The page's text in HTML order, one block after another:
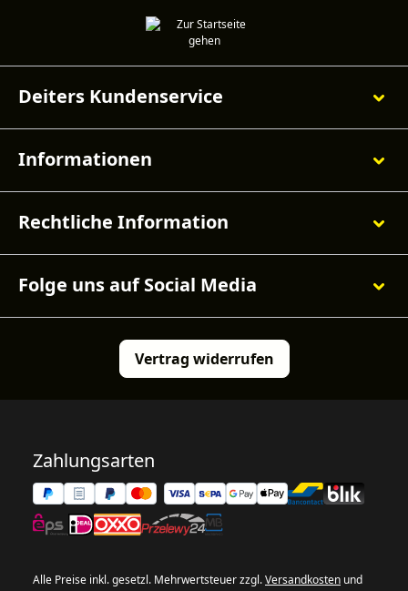
Deiters Kundenservice
Informationen
Rechtliche Information
Folge uns auf Social Media
Vertrag widerrufen
Zahlungsarten
Alle Preise inkl. gesetzl. Mehrwertsteuer zzgl.Versandkosten und